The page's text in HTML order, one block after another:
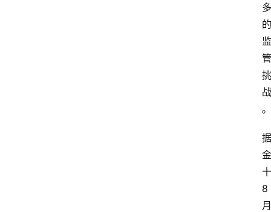
多
的
监
管
挑
战
。
据
金
十
8
月